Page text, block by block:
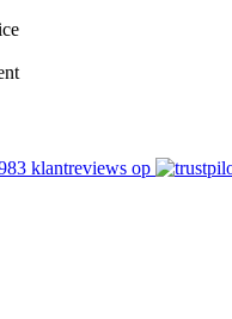
klantreviews op